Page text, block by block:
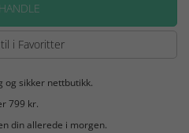
HANDLE
i Favoritter
og sikker nettbutikk.
799 kr.
din allerede i morgen.